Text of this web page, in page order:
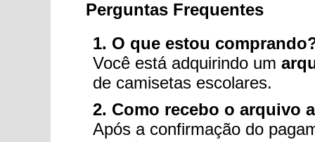
Perguntas Frequentes
1. O que estou
Você está adquirindo um
de camisetas escolares.
2. Como recebo o arquivo
Após a confirmação do